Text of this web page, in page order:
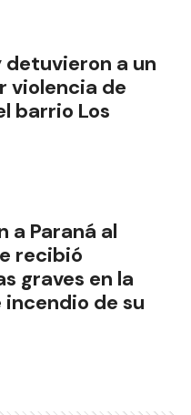
detuvieron a un
violencia de
barrio Los
a Paraná al
recibió
graves en la
incendio de su